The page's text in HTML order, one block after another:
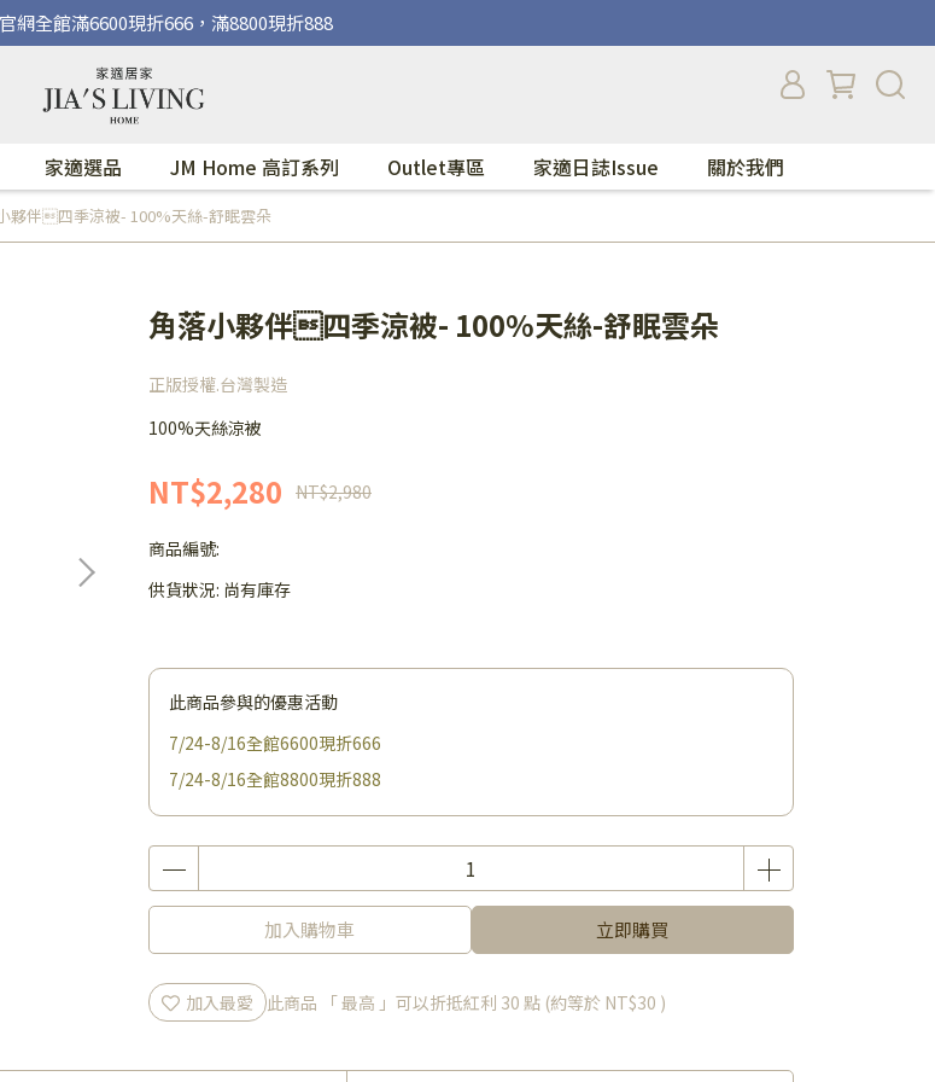
網全館滿6600現折666，滿8800現折888
家適選品 JM Home 高訂系列 Outlet專區 家適日誌Issue 關於我們
夥伴四季涼被- 100%天絲-舒眠雲朵
角落小夥伴四季涼被- 100%天絲-舒眠雲朵
正版授權.台灣製造
100%天絲涼被
NT$2,280 NT$2,980
商品編號:
供貨狀況: 尚有庫存
此商品參與的優惠活動
7/24-8/16全館6600現折666
7/24-8/16全館8800現折888
加入購物車 立即購買
加入最愛 此商品 「 最高 」可以折抵紅利 30 點 (約等於 NT$30 )